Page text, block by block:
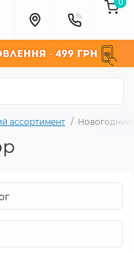
ассортимент Новогодний